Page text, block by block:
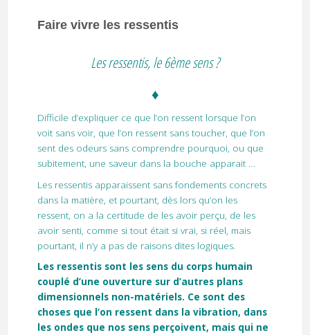
Faire vivre les ressentis
Les ressentis, le 6ème sens ?
♦
Difficile d’expliquer ce que l’on ressent lorsque l’on
voit sans voir, que l’on ressent sans toucher, que l’on
sent des odeurs sans comprendre pourquoi, ou que
subitement, une saveur dans la bouche apparait …
Les ressentis apparaissent sans fondements concrets
dans la matière, et pourtant, dès lors qu’on les
ressent, on a la certitude de les avoir perçu, de les
avoir senti, comme si tout était si vrai, si réel, mais
pourtant, il n’y a pas de raisons dites logiques.
Les ressentis sont les sens du corps humain
couplé d’une ouverture sur d’autres plans
dimensionnels non-matériels. Ce sont des
choses que l’on ressent dans la vibration, dans
les ondes que nos sens perçoivent, mais qui ne